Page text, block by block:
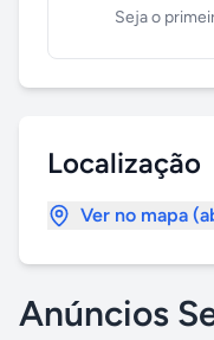
Seja o
Localização
Ver no mapa
Anúncios